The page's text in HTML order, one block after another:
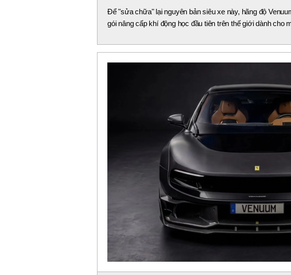
Để "sửa chữa" lại nguyên bản siêu xe này, hãng độ
gói nâng cấp khí động học đầu tiên trên thế giới dành cho